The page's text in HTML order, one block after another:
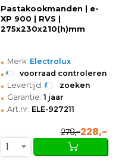
Pastakookmanden | e-
XP 900 | RVS |
275x230x210(h)mm
• Merk: Electrolux
• voorraad controleren
• Levertijd: zoeken
• Garantie: 1 jaar
• Art.nr: ELE-927211
279,-228,-
1